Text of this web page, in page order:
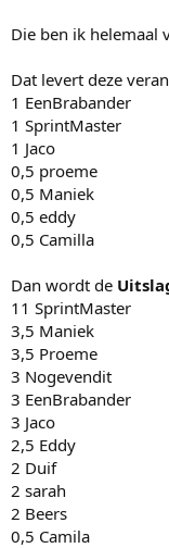
Die ben ik helemaal
Dat levert deze
1 EenBrabander
1 SprintMaster
1 Jaco
0,5 proeme
0,5 Maniek
0,5 eddy
0,5 Camilla
Dan wordt de
11 SprintMaster
3,5 Maniek
3,5 Proeme
3 Nogevendit
3 EenBrabander
3 Jaco
2,5 Eddy
2 Duif
2 sarah
2 Beers
0,5 Camila